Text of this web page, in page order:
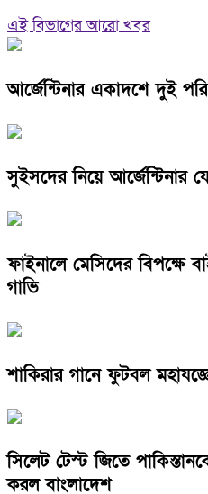
এই বিভাগের আরো খবর
আর্জেন্টিনার একাদশে দুই
সুইসদের নিয়ে আর্জেন্টিনার
ফাইনালে মেসিদের বিপক্ষে
গাভি
শাকিরার গানে ফুটবল
সিলেট টেস্ট জিতে
করল বাংলাদেশ